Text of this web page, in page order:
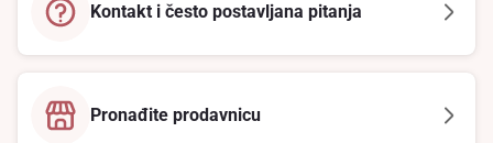
Kontakt i često postavljana pitanja
Pronađite prodavnicu